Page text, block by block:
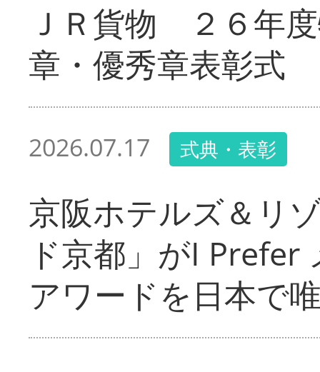
ＪＲ貨物 ２６年
章・優秀章表彰式
2026.07.17 式典・表彰
京阪ホテルズ＆リ
ド京都」がI
アワードを日本で